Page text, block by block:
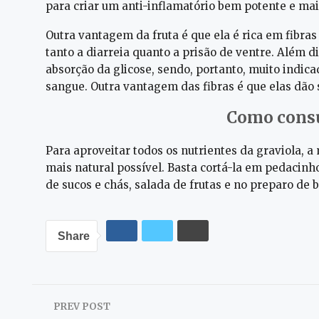
para criar um anti-inflamatório bem potente e
Outra vantagem da fruta é que ela é rica em
tanto a diarreia quanto a prisão de ventre. Além
absorção da glicose, sendo, portanto, muito
sangue. Outra vantagem das fibras é que elas
Como
Para aproveitar todos os nutrientes da graviola,
mais natural possível. Basta cortá-la em
de sucos e chás, salada de frutas e no preparo de
Share
PREV POST